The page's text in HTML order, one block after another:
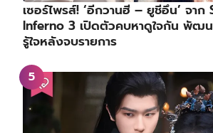
เซอร์ไพรส์! ‘อีกวานฮี – ยูชีอึน’ จาก
Inferno 3 เปิดตัวคบหาดูใจกัน พัฒ
รู้ใจหลังจบรายการ